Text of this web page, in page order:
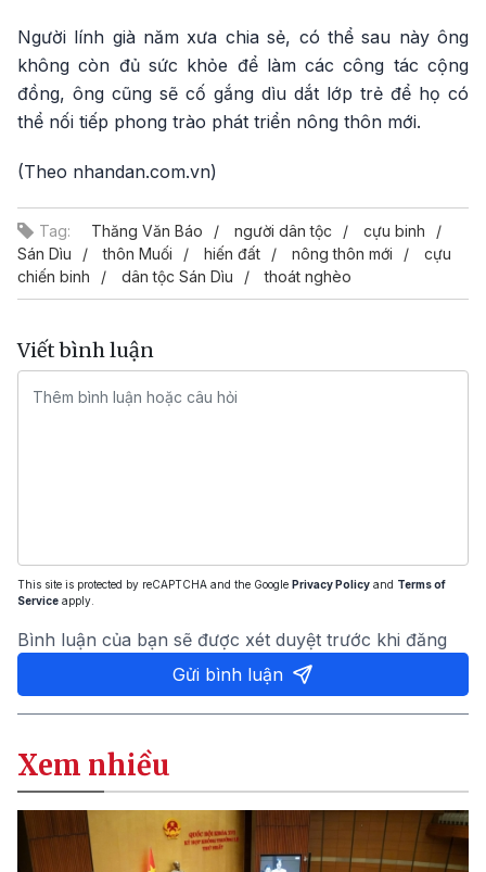
Người lính già năm xưa chia sẻ, có thể sau này ông
không còn đủ sức khỏe để làm các công tác cộng
đồng, ông cũng sẽ cố gắng dìu dắt lớp trẻ để họ có
thể nối tiếp phong trào phát triển nông thôn mới.
(Theo nhandan.com.vn)
Tag: Thăng Văn Báo người dân tộc
cựu binh
Sán Dìu
thôn Muối hiến đất nông thôn mới
cựu
chiến binh
dân tộc Sán Dìu thoát nghèo
Viết bình luận
This site is protected by reCAPTCHA and the Google Privacy Policy and Terms of
Service apply.
Bình luận của bạn sẽ được xét duyệt trước khi đăng
Gửi bình luận
Xem nhiều